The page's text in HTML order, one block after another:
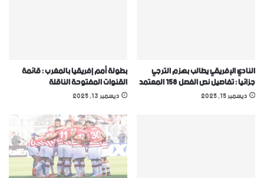
النادي الإفريقي يطالب بهزم الترجي
جزائيا : تفاصيل نص الفصل 158 المعتمد
ديسمبر 15, 2025
بطولة أمم إفريقيا بالمغرب : قائمة
القنوات المفتوحة الناقلة
ديسمبر 13, 2025